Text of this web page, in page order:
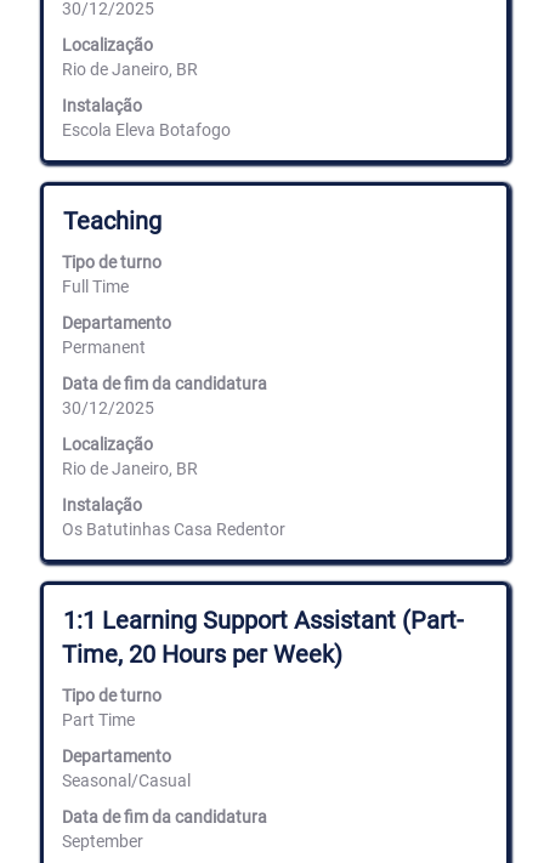
30/12/2025
Localização
Rio de Janeiro, BR
Instalação
Escola Eleva Botafogo
conteúdos
completos
da
informação
de
emprego.
Título
Teaching
Tipo de turno
Full Time
Departamento
Permanent
Data de fim da candidatura
30/12/2025
Localização
Rio de Janeiro, BR
Instalação
Os Batutinhas Casa Redentor
Selecione
com
a
barra
espaços
para
os
conteúdos
completos
da
informação
de
emprego.
Título
1:1 Learning Support Assistant (Part-
Time, 20 Hours per Week)
Tipo de turno
Part Time
Departamento
Seasonal/Casual
Data de fim da candidatura
September
Selecione
com
de
espaços
ver
os
conteúdos
completos
da